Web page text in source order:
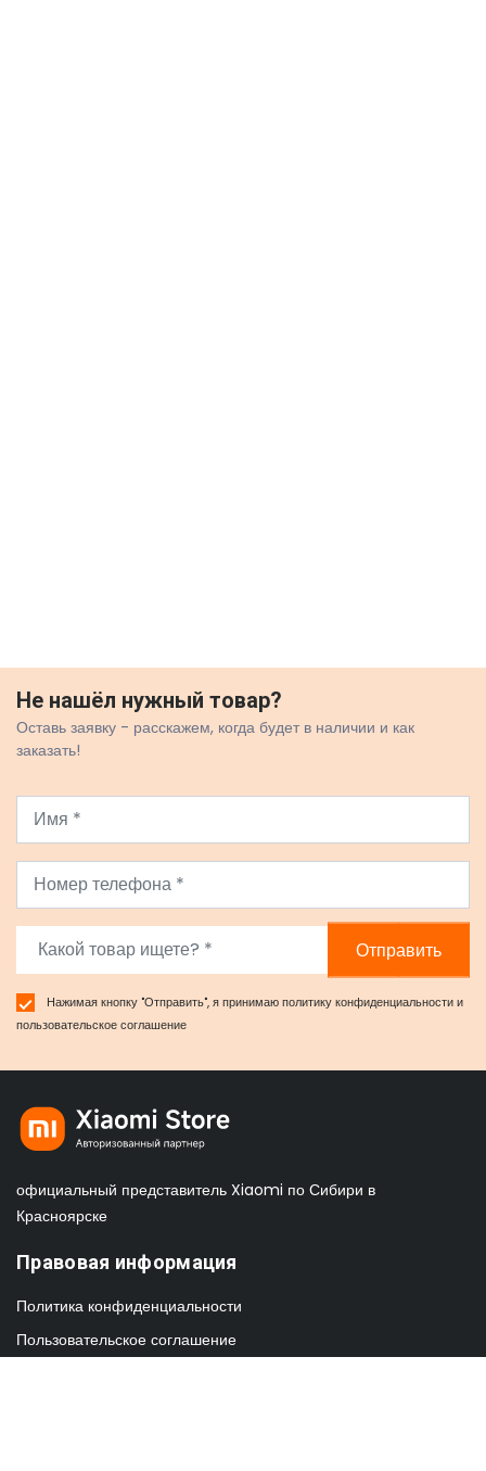
Не нашёл нужный товар?
Оставь заявку - расскажем, когда будет в наличии и как
заказать!
Отправить
Нажимая кнопку "Отправить", я принимаюполитику конфиденциальностии
пользовательское соглашение
официальный представитель Xiaomi по Сибири в
Красноярске
Правовая информация
Политика конфиденциальности
Пользовательское соглашение